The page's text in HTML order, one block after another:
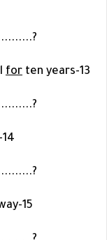
13-Mr Hady has been living in Montreal
for ten years.
14-
15-The girls are planning a